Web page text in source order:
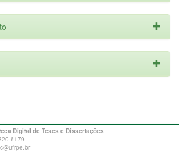
Digital de Teses e Dissertações
6179